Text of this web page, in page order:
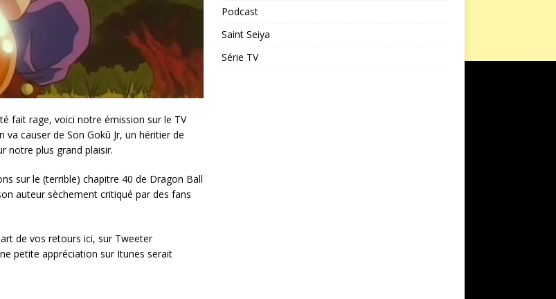
fait rage, voici notre émission sur le TV
causer de Son Gokû Jr, un héritier de
notre plus grand plaisir.
sur le (terrible) chapitre 40 de Dragon Ball
auteur sèchement critiqué par des fans
de vos retours ici, sur Tweeter
petite appréciation sur Itunes serait
Podcast
Saint Seiya
Série TV